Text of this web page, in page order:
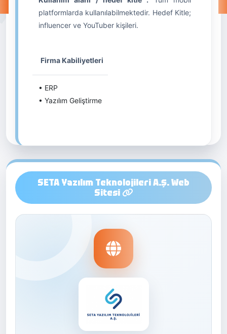
platformlarda kullanılabilmektedir. Hedef Kitle;
influencer ve YouTuber kişileri.
Firma Kabiliyetleri
• ERP
• Yazılım Geliştirme
SETA Yazılım Teknolojileri A.Ş. Web
Sitesi